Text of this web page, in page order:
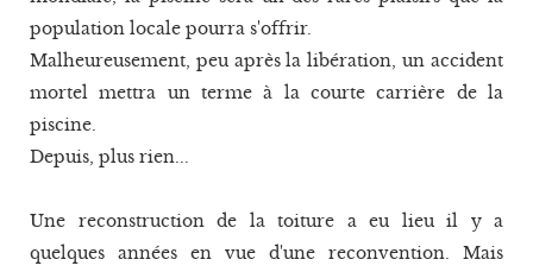
population locale pourra s'offrir.
Malheureusement, peu après la libération, un accident
mortel mettra un terme à la courte carrière de la
piscine.
Depuis, plus rien...
Une reconstruction de la toiture a eu lieu il y a
quelques années en vue d'une reconvention. Mais